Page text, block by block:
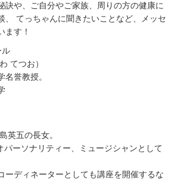
訣や、ご自分やご家族、周りの方の健康に
、 てっちゃんに聞きたいことなど、メッセ
ます！
ル
てつお）
名誉教授。
英五の長女。
パーソナリティー、ミュージシャンとして
ーディネーターとしても講座を開催するな